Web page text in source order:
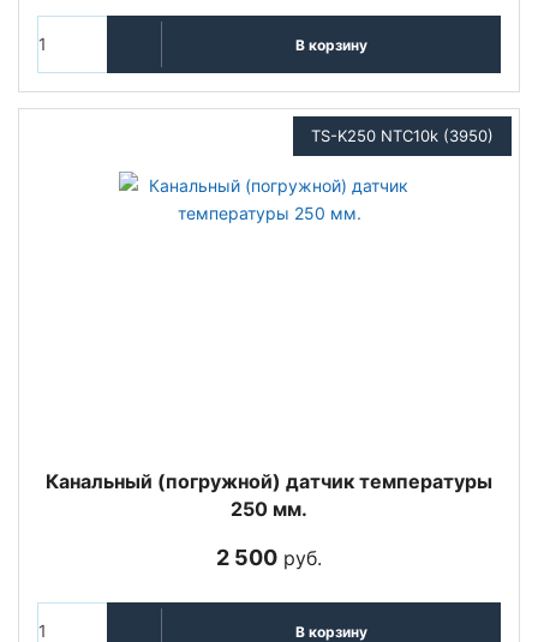
В корзину
TS-K250 NTC10k (3950)
Канальный (погружной) датчик температуры
250 мм.
2 500 руб.
В корзину